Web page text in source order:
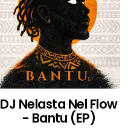
DJ Nelasta Nel Flow
- Bantu (EP)